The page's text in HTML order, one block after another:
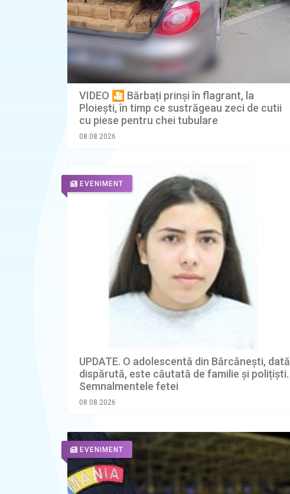
VIDEO 🎦 Bărbați prinși în flagrant, la
Ploiești, în timp ce sustrăgeau zeci de cutii
cu piese pentru chei tubulare
08.08.2026
EVENIMENT
UPDATE. O adolescentă din Bărcănești, dată
dispărută, este căutată de familie și polițiști.
Semnalmentele fetei
08.08.2026
EVENIMENT